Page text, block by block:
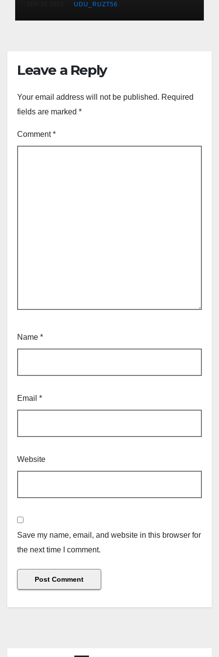
UDU_RUZT56
Leave a Reply
Your email address will not be published. Required
fields are marked *
Comment*
Name *
Email *
Website
Save my name, email, and website in this browser for
the next time I comment.